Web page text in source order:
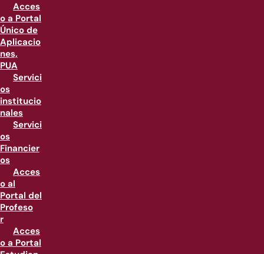
Acces
o a Portal
Único de
Aplicacio
nes,
PUA
Servici
os
institucio
nales
Servici
os
Financier
os
Acces
o al
Portal del
Profeso
r
Acces
o a Portal